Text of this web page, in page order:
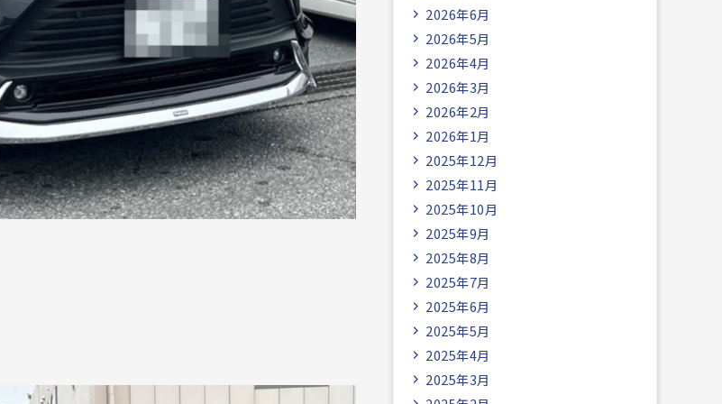
2026年6月
2026年5月
2026年4月
2026年3月
2026年2月
2026年1月
2025年12月
2025年11月
2025年10月
2025年9月
2025年8月
2025年7月
2025年6月
2025年5月
2025年4月
2025年3月